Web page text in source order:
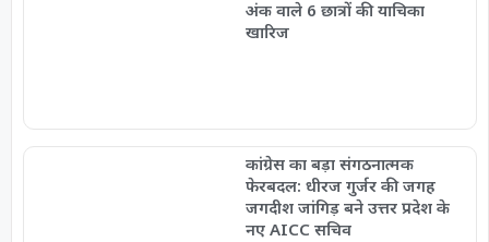
अंक वाले 6 छात्रों की याचिका
खारिज
कांग्रेस का बड़ा संगठनात्मक
फेरबदल: धीरज गुर्जर की जगह
जगदीश जांगिड़ बने उत्तर प्रदेश के
नए AICC सचिव